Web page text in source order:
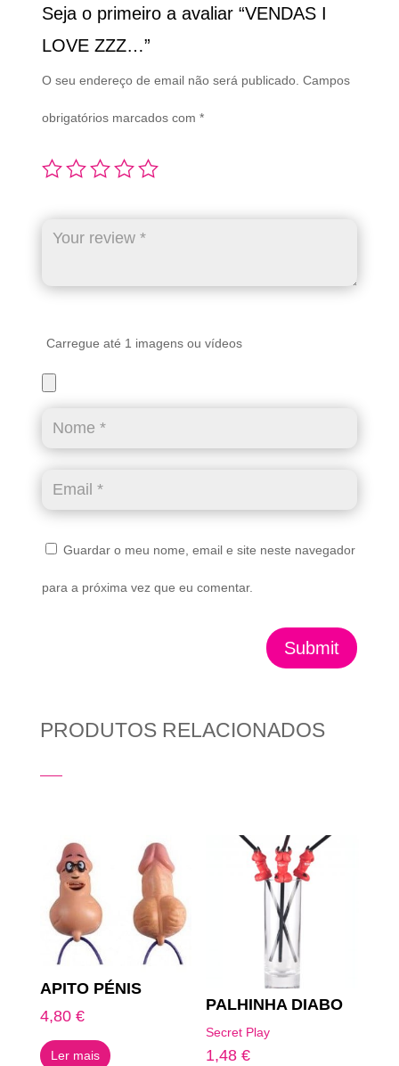
Seja o primeiro a avaliar “VENDAS I
LOVE ZZZ…”
O seu endereço de email não será publicado. Campos
obrigatórios marcados com *
Carregue até 1 imagens ou vídeos
Guardar o meu nome, email e site neste navegador
para a próxima vez que eu comentar.
Submit
PRODUTOS RELACIONADOS
APITO PÉNIS
4,80 €
Ler mais
PALHINHA DIABO
Secret Play
1,48€